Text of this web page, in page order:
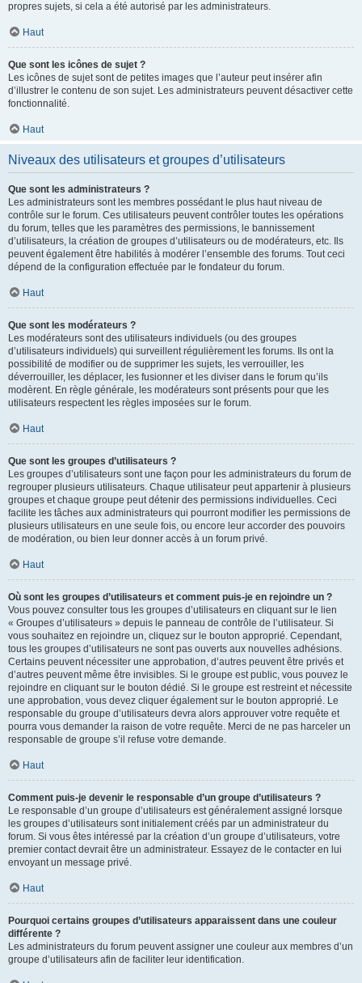
propres sujets, si cela a été autorisé par les administrateurs.
Haut
Que sont les icônes de sujet ?
Les icônes de sujet sont de petites images que l’auteur peut insérer afin
d’illustrer le contenu de son sujet. Les administrateurs peuvent désactiver cette
fonctionnalité.
Haut
Niveaux des utilisateurs et groupes d’utilisateurs
Que sont les administrateurs ?
Les administrateurs sont les membres possédant le plus haut niveau de
contrôle sur le forum. Ces utilisateurs peuvent contrôler toutes les opérations
du forum, telles que les paramètres des permissions, le bannissement
d’utilisateurs, la création de groupes d’utilisateurs ou de modérateurs, etc. Ils
peuvent également être habilités à modérer l’ensemble des forums. Tout ceci
dépend de la configuration effectuée par le fondateur du forum.
Haut
Que sont les modérateurs ?
Les modérateurs sont des utilisateurs individuels (ou des groupes
d’utilisateurs individuels) qui surveillent régulièrement les forums. Ils ont la
possibilité de modifier ou de supprimer les sujets, les verrouiller, les
déverrouiller, les déplacer, les fusionner et les diviser dans le forum qu’ils
modèrent. En règle générale, les modérateurs sont présents pour que les
utilisateurs respectent les règles imposées sur le forum.
Haut
Que sont les groupes d’utilisateurs ?
Les groupes d’utilisateurs sont une façon pour les administrateurs du forum de
regrouper plusieurs utilisateurs. Chaque utilisateur peut appartenir à plusieurs
groupes et chaque groupe peut détenir des permissions individuelles. Ceci
facilite les tâches aux administrateurs qui pourront modifier les permissions de
plusieurs utilisateurs en une seule fois, ou encore leur accorder des pouvoirs
de modération, ou bien leur donner accès à un forum privé.
Haut
Où sont les groupes d’utilisateurs et comment puis-je en rejoindre un ?
Vous pouvez consulter tous les groupes d’utilisateurs en cliquant sur le lien
« Groupes d’utilisateurs » depuis le panneau de contrôle de l’utilisateur. Si
vous souhaitez en rejoindre un, cliquez sur le bouton approprié. Cependant,
tous les groupes d’utilisateurs ne sont pas ouverts aux nouvelles adhésions.
Certains peuvent nécessiter une approbation, d’autres peuvent être privés et
d’autres peuvent même être invisibles. Si le groupe est public, vous pouvez le
rejoindre en cliquant sur le bouton dédié. Si le groupe est restreint et nécessite
une approbation, vous devez cliquer également sur le bouton approprié. Le
responsable du groupe d’utilisateurs devra alors approuver votre requête et
pourra vous demander la raison de votre requête. Merci de ne pas harceler un
responsable de groupe s’il refuse votre demande.
Haut
Comment puis-je devenir le responsable d’un groupe d’utilisateurs ?
Le responsable d’un groupe d’utilisateurs est généralement assigné lorsque
les groupes d’utilisateurs sont initialement créés par un administrateur du
forum. Si vous êtes intéressé par la création d’un groupe d’utilisateurs, votre
premier contact devrait être un administrateur. Essayez de le contacter en lui
envoyant un message privé.
Haut
Pourquoi certains groupes d’utilisateurs apparaissent dans une couleur
différente ?
Les administrateurs du forum peuvent assigner une couleur aux membres d’un
groupe d’utilisateurs afin de faciliter leur identification.